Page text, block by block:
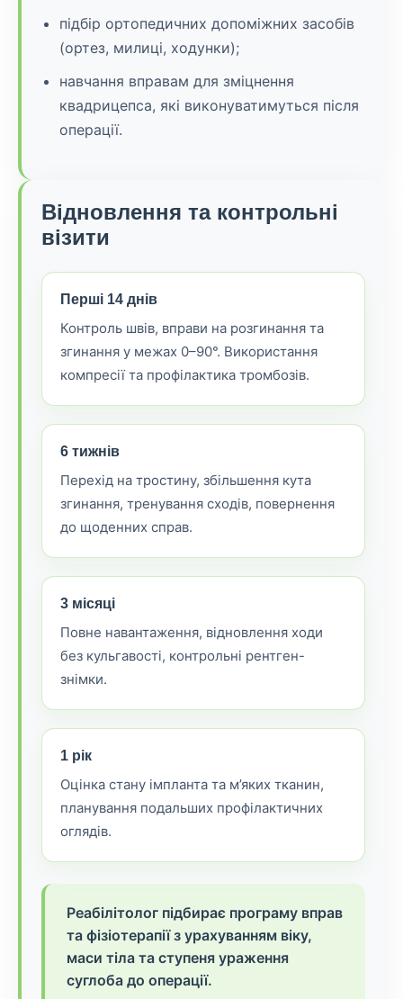
підбір ортопедичних допоміжних засобів
(ортез, милиці, ходунки);
навчання вправам для зміцнення
квадрицепса, які виконуватимуться після
операції.
Відновлення та контрольні
візити
Перші 14 днів
Контроль швів, вправи на розгинання та
згинання у межах 0–90°. Використання
компресії та профілактика тромбозів.
6 тижнів
Перехід на тростину, збільшення кута
згинання, тренування сходів, повернення
до щоденних справ.
3 місяці
Повне навантаження, відновлення ходи
без кульгавості, контрольні рентген-
знімки.
1 рік
Оцінка стану імпланта та м’яких тканин,
планування подальших профілактичних
оглядів.
Реабілітолог підбирає програму вправ
та фізіотерапії з урахуванням віку,
маси тіла та ступеня ураження
суглоба до операції.